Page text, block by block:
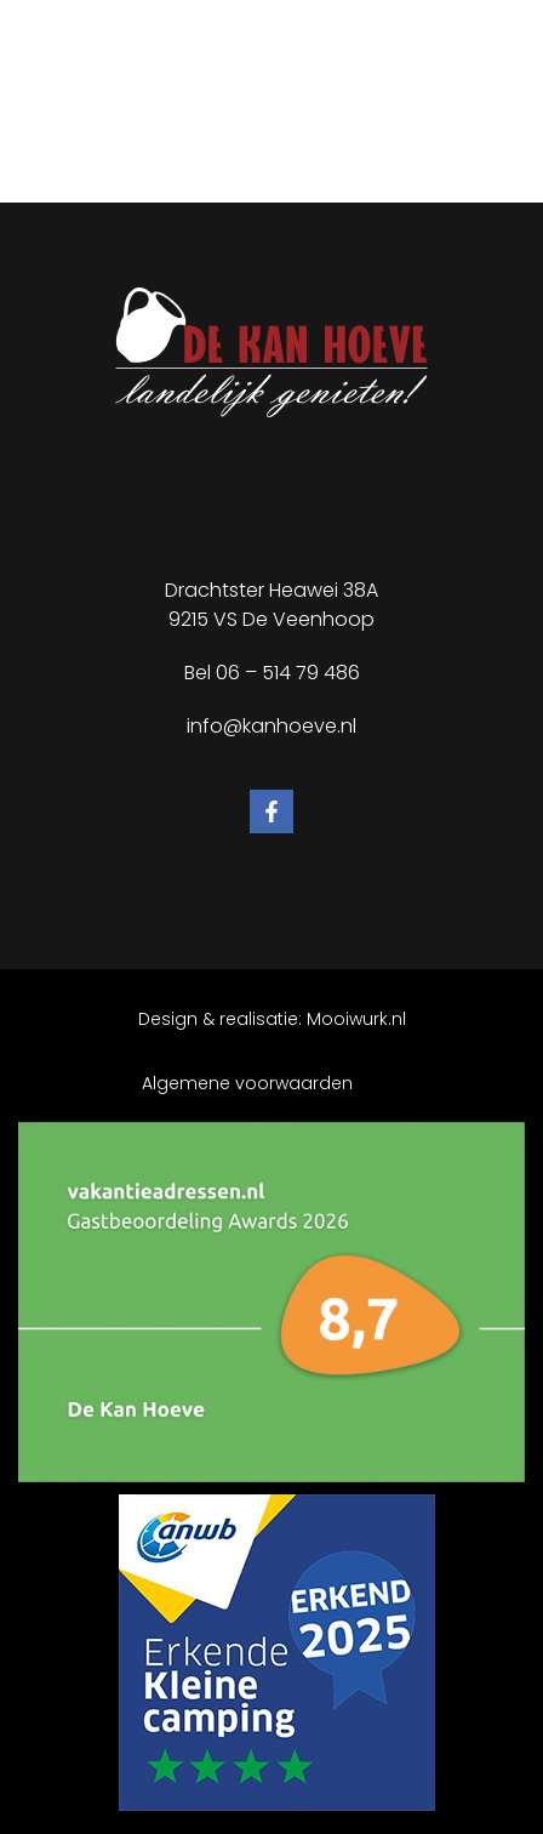
Drachtster Heawei 38A
9215 VS De Veenhoop
Bel 06 – 514 79 486
info@kanhoeve.nl
Design & realisatie: Mooiwurk.nl
Algemene voorwaarden